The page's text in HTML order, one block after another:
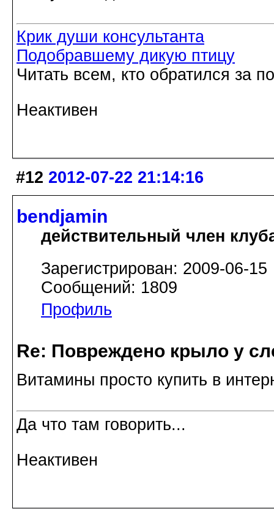
Крик души консультанта
Подобравшему дикую птицу
Читать всем, кто обратился за
Неактивен
#12 2012-07-22 21:14:16
bendjamin
действительный член
Зарегистрирован: 2009-06-15
Сообщений: 1809
Профиль
Re: Повреждено крыло у
Витамины просто купить в
Да что там говорить...
Неактивен